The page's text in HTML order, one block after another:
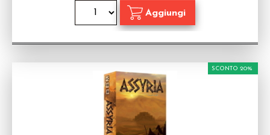
SCONTO 20%